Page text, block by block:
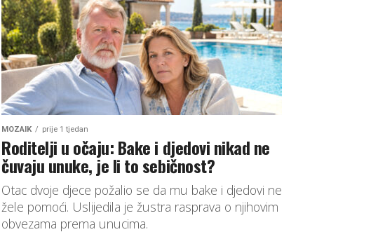
MOZAIK prije 1 tjedan
Roditelji u očaju: Bake i djedovi nikad ne
čuvaju unuke, je li to sebičnost?
Otac dvoje djece požalio se da mu bake i djedovi ne
žele pomoći. Uslijedila je žustra rasprava o njihovim
obvezama prema unucima.